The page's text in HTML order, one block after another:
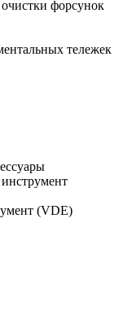
форсунок
тележек
(VDE)